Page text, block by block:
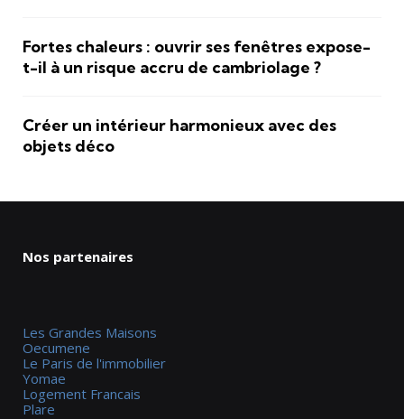
Fortes chaleurs : ouvrir ses fenêtres expose-
t-il à un risque accru de cambriolage ?
Créer un intérieur harmonieux avec des
objets déco
Nos partenaires
Les Grandes Maisons
Oecumene
Le Paris de l'immobilier
Yomae
Logement Francais
Plare